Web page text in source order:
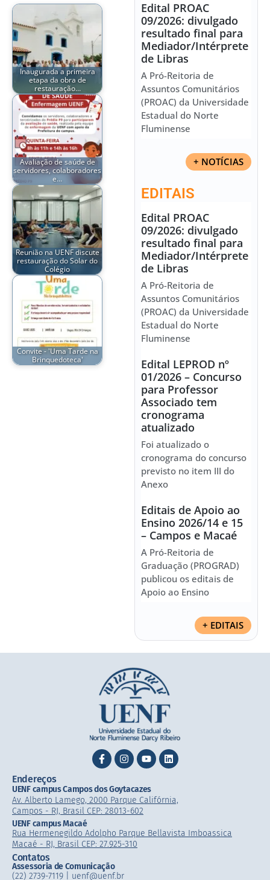
Inaugurada a primeira
etapa da obra de
restauração…
Avaliação de saúde de
servidores, colaboradores
e…
Reunião na UENF discute
restauração do Solar do
Colégio
Convite - 'Uma Tarde na
Brinquedoteca'
Edital PROAC
09/2026: divulgado
resultado final para
Mediador/Intérprete
de Libras
A Pró-Reitoria de
Assuntos Comunitários
(PROAC) da Universidade
Estadual do Norte
Fluminense
+ NOTÍCIAS
EDITAIS
Edital PROAC
09/2026: divulgado
resultado final para
Mediador/Intérprete
de Libras
A Pró-Reitoria de
Assuntos Comunitários
(PROAC) da Universidade
Estadual do Norte
Fluminense
Edital LEPROD nº
01/2026 – Concurso
para Professor
Associado tem
cronograma
atualizado
Foi atualizado o
cronograma do concurso
previsto no item III do
Anexo
Editais de Apoio ao
Ensino 2026/14 e 15
– Campos e Macaé
A Pró-Reitoria de
Graduação (PROGRAD)
publicou os editais de
Apoio ao Ensino
+ EDITAIS
Endereços
UENF campus Campos dos Goytacazes
Av. Alberto Lamego, 2000 Parque Califórnia,
Campos - RJ, Brasil CEP: 28013-602
UENF campus Macaé
Rua Hermenegildo Adolpho Parque Bellavista Imboassica
Macaé - RJ, Brasil CEP: 27.925-310
Contatos
Assessoria de Comunicação
(22) 2739-7119 | uenf@uenf.br